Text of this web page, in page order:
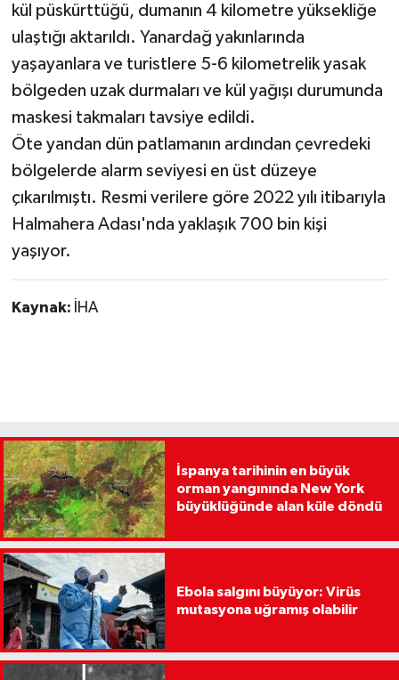
kül püskürttüğü, dumanın 4 kilometre yüksekliğe
ulaştığı aktarıldı. Yanardağ yakınlarında
yaşayanlara ve turistlere 5-6 kilometrelik yasak
bölgeden uzak durmaları ve kül yağışı durumunda
maskesi takmaları tavsiye edildi.
Öte yandan dün patlamanın ardından çevredeki
bölgelerde alarm seviyesi en üst düzeye
çıkarılmıştı. Resmi verilere göre 2022 yılı itibarıyla
Halmahera Adası'nda yaklaşık 700 bin kişi
yaşıyor.
Kaynak: İHA
İspanya tarihinin en büyük
orman yangınında New York
büyüklüğünde alan küle döndü
Ebola salgını büyüyor: Virüs
mutasyona uğramış olabilir